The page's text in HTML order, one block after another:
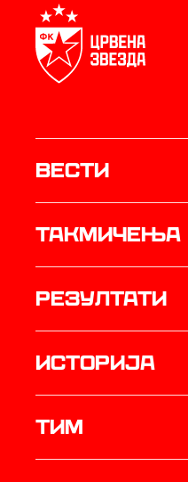
Вести
Такмичења
резултати
историја
ТИМ